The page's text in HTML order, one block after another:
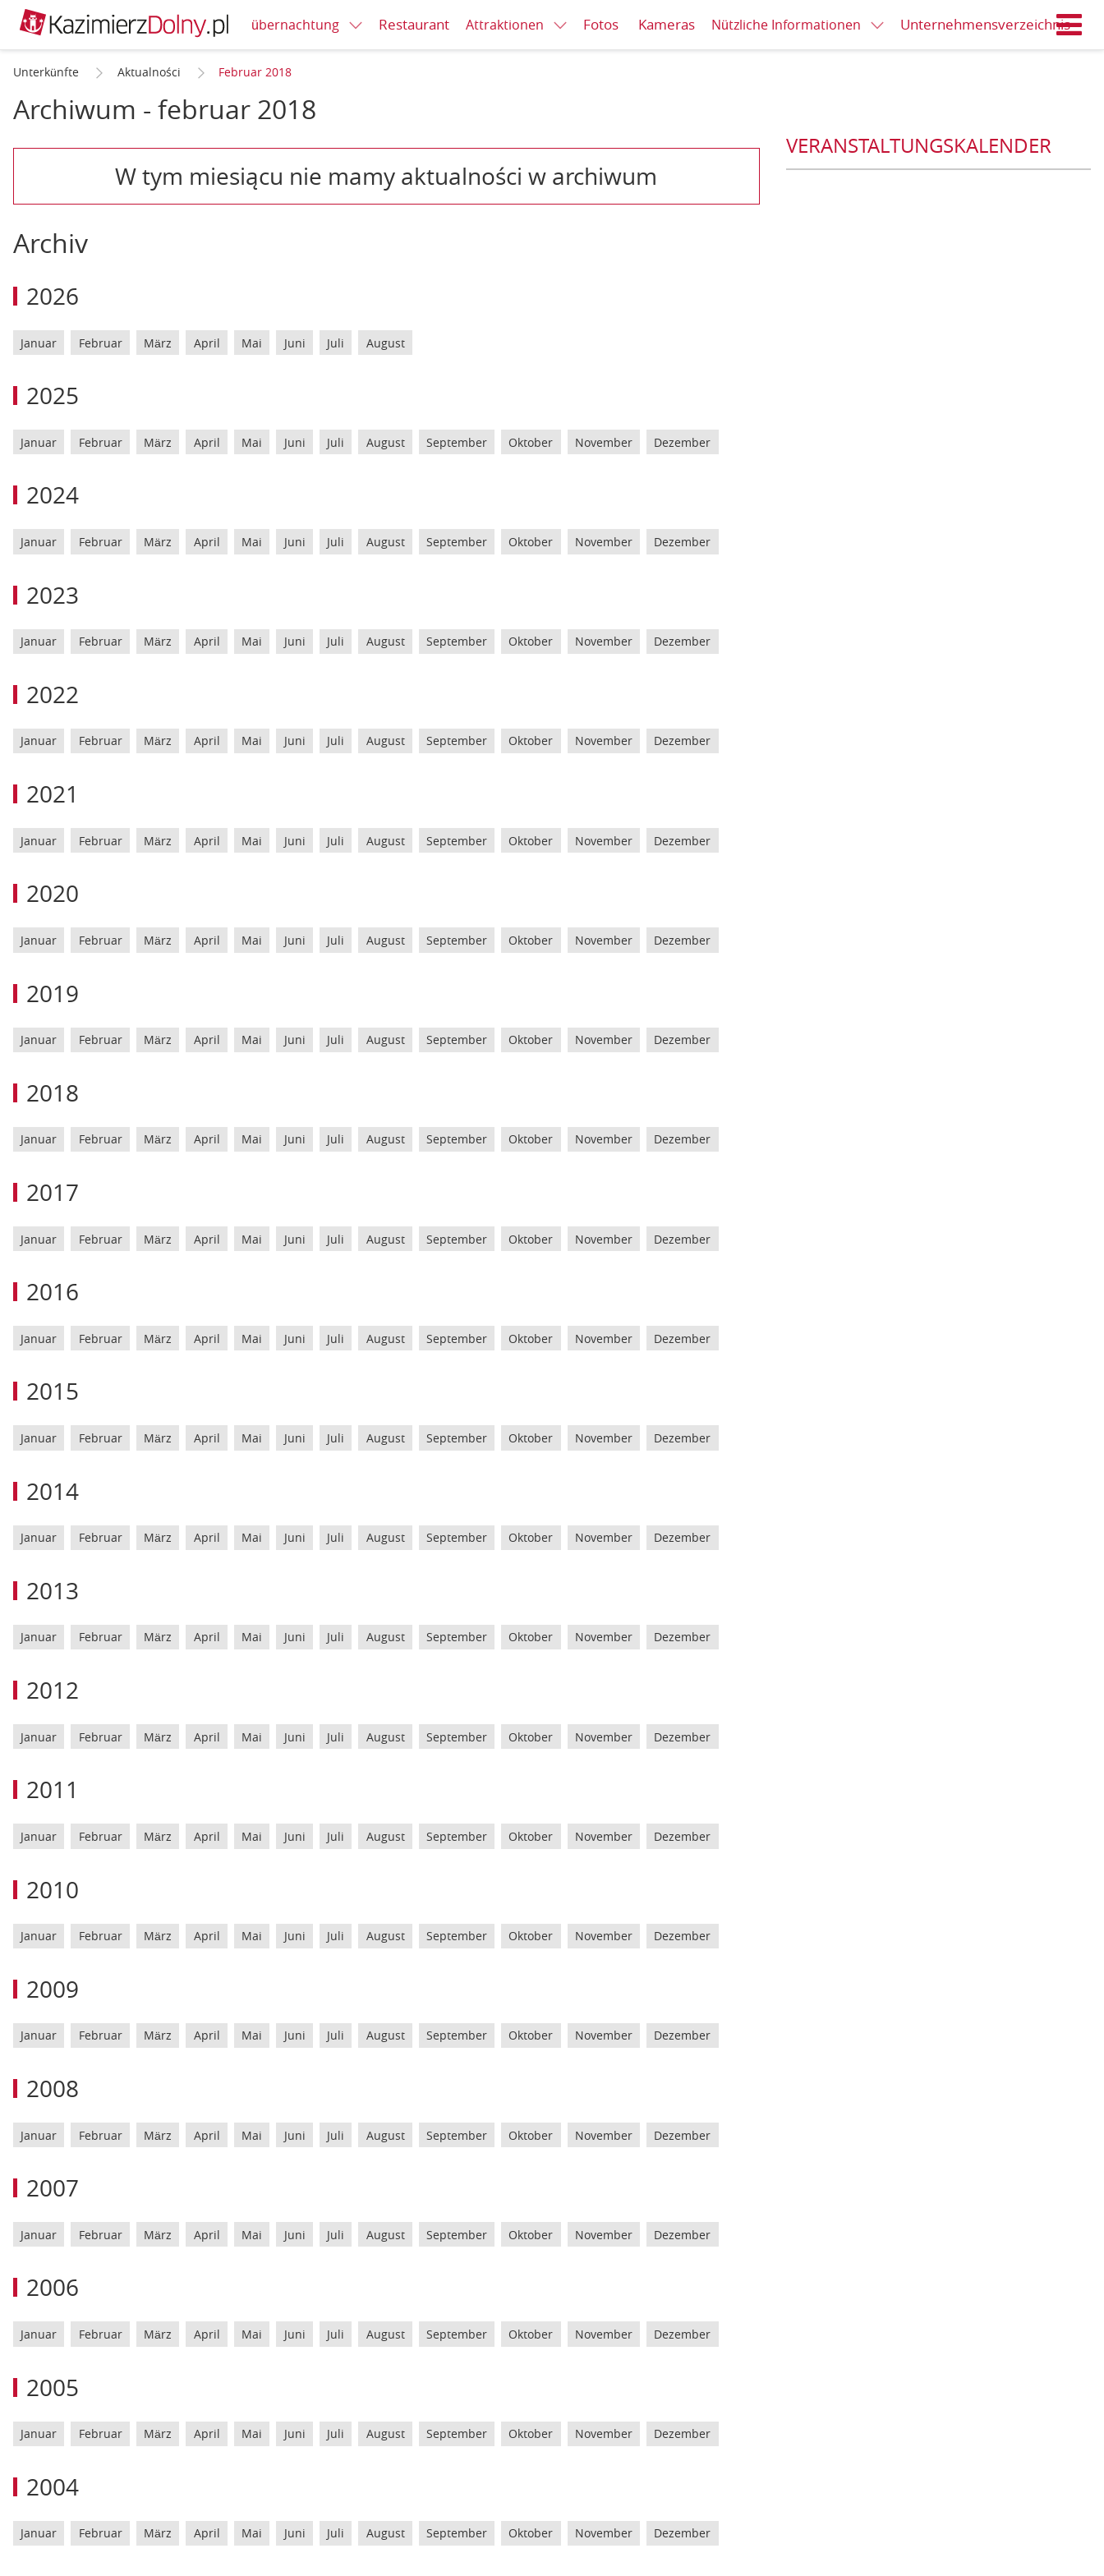
übernachtung Restaurant Attraktionen Fotos Kameras Nützliche Informationen Unternehmensverzeichnis
Unterkünfte Aktualności Februar 2018
Archiwum - februar 2018
W tym miesiącu nie mamy aktualności w archiwum
Archiv
2026
Januar Februar März April Mai Juni Juli August
2025
Januar Februar März April Mai Juni Juli August September Oktober November Dezember
2024
Januar Februar März April Mai Juni Juli August September Oktober November Dezember
2023
Januar Februar März April Mai Juni Juli August September Oktober November Dezember
2022
Januar Februar März April Mai Juni Juli August September Oktober November Dezember
2021
Januar Februar März April Mai Juni Juli August September Oktober November Dezember
2020
Januar Februar März April Mai Juni Juli August September Oktober November Dezember
2019
Januar Februar März April Mai Juni Juli August September Oktober November Dezember
2018
Januar Februar März April Mai Juni Juli August September Oktober November Dezember
2017
Januar Februar März April Mai Juni Juli August September Oktober November Dezember
2016
Januar Februar März April Mai Juni Juli August September Oktober November Dezember
2015
Januar Februar März April Mai Juni Juli August September Oktober November Dezember
2014
Januar Februar März April Mai Juni Juli August September Oktober November Dezember
2013
Januar Februar März April Mai Juni Juli August September Oktober November Dezember
2012
Januar Februar März April Mai Juni Juli August September Oktober November Dezember
2011
Januar Februar März April Mai Juni Juli August September Oktober November Dezember
2010
Januar Februar März April Mai Juni Juli August September Oktober November Dezember
2009
Januar Februar März April Mai Juni Juli August September Oktober November Dezember
2008
Januar Februar März April Mai Juni Juli August September Oktober November Dezember
2007
Januar Februar März April Mai Juni Juli August September Oktober November Dezember
2006
Januar Februar März April Mai Juni Juli August September Oktober November Dezember
2005
Januar Februar März April Mai Juni Juli August September Oktober November Dezember
2004
Januar Februar März April Mai Juni Juli August September Oktober November Dezember
VERANSTALTUNGSKALENDER